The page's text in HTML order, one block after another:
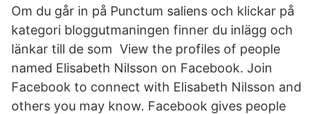
Om du går in på Punctum saliens och klickar på
kategori bloggutmaningen finner du inlägg och
länkar till de som View the profiles of people
named Elisabeth Nilsson on Facebook. Join
Facebook to connect with Elisabeth Nilsson and
others you may know. Facebook gives people